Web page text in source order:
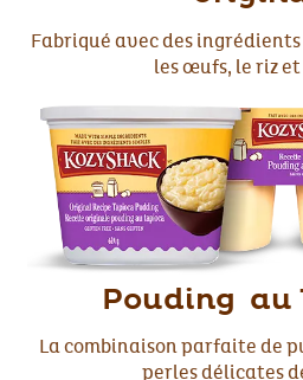
Fabriqué avec des
les œufs, le riz et
Pouding au
La combinaison parfaite de
perles délicates